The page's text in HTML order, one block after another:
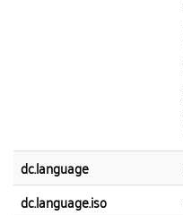
dc.language
dc.language.iso